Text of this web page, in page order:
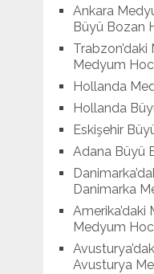
Ankara
Büyü Bozan
Medyum
Hollanda
Hollanda
Eskişehir
Adana Büyü
Danimarka
Medyum
Avusturya